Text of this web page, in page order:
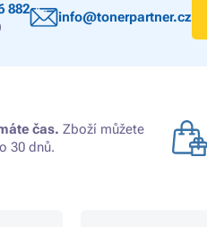
882 info@tonerpartner.cz
čas. Zboží můžete
30 dnů.